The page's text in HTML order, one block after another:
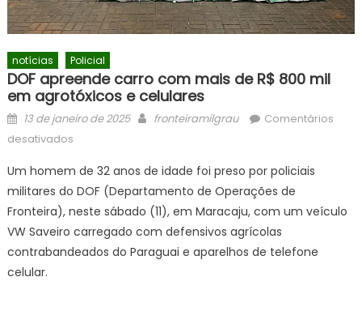
notícias Policial
DOF apreende carro com mais de R$ 800 mil
em agrotóxicos e celulares
Posted
on
13 de janeiro de 2025 Author
fronteiramilgrau
Comentários
desativadosem
apreende
carro
com
mais
de
Um homem de 32 anos de idade foi preso por policiais
militares do DOF (Departamento de Operações de
Fronteira), neste sábado (11), em Maracaju, com um veículo
VW Saveiro carregado com defensivos agrícolas
contrabandeados do Paraguai e aparelhos de telefone
celular.